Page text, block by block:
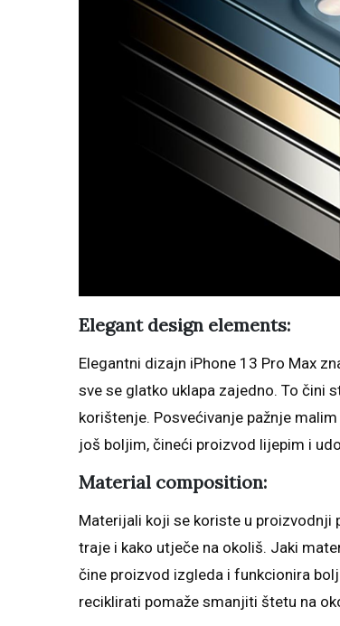
Elegant design elements:
Elegantni dizajn iPhone 13 Pro Max
sve se glatko uklapa zajedno. To čini
korištenje. Posvećivanje pažnje
još boljim, čineći proizvod lijepim i
Material composition:
Materijali koji se koriste u proizvodnji
traje i kako utječe na okoliš. Jaki
čine proizvod izgleda i funkcionira
reciklirati pomaže smanjiti štetu na